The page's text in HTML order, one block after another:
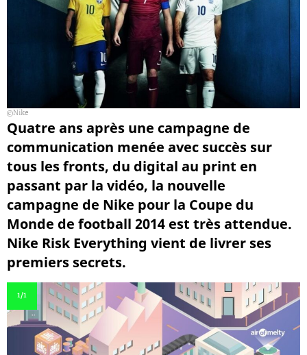
Nike
Quatre ans après une campagne de
communication menée avec succès sur
tous les fronts, du digital au print en
passant par la vidéo, la nouvelle
campagne de Nike pour la Coupe du
Monde de football 2014 est très attendue.
Nike Risk Everything vient de livrer ses
premiers secrets.
1/1